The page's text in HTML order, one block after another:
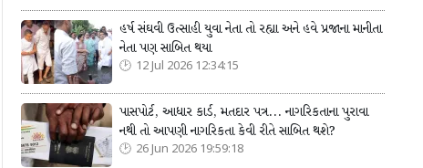
હર્ષ સંઘવી ઉત્સાહી યુવા નેતા તો રહ્યા અને હવે પ્રજાના માનીતા
નેતા પણ સાબિત થયા
12 Jul 2026 12:34:15
પાસપોર્ટ, આધાર કાર્ડ, મતદાર પત્ર... નાગરિકતાના પુરાવા
નથી તો આપણી નાગરિકતા કેવી રીતે સાબિત થશે?
26 Jun 2026 19:59:18